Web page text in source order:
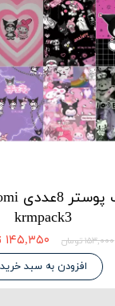
krmpack3
۱۵۳,۰۰۰ تومان ۱۴۵,۳۵۰ تومان
افزودن به سبد خرید